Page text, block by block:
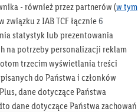
bieżąco
Lidla
się!
- również przez partnerów (w tym
z IAB TCF łącznie 6
statystyk lub prezentowania
na potrzeby personalizacji reklam
trzecim wyświetlania treści
do Państwa i członków
dane dotyczące Państwa
dane dotyczące Państwa zachowań